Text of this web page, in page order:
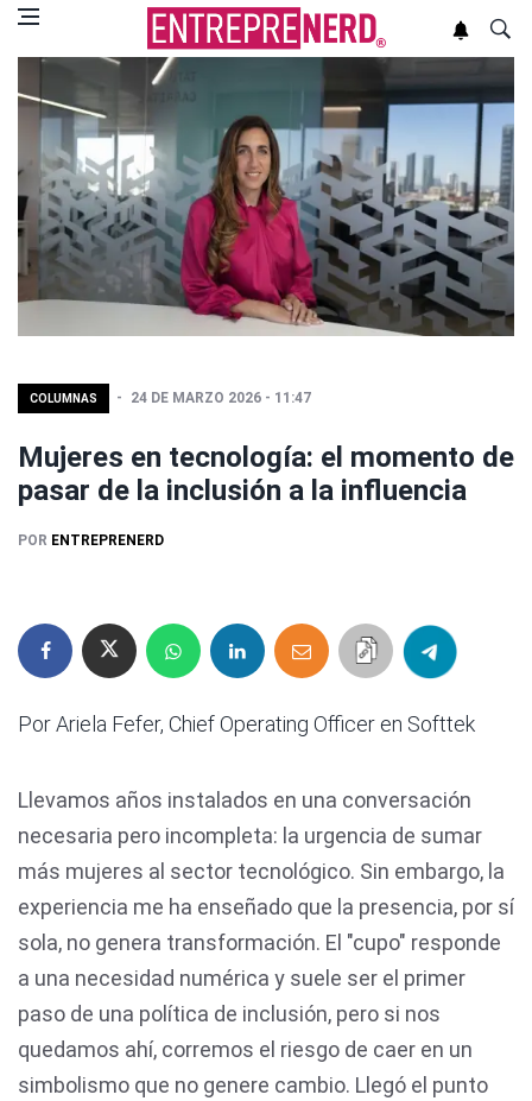
COLUMNAS 24 DE MARZO 2026 - 11:47
Mujeres en tecnología: el momento de
pasar de la inclusión a la influencia
POR ENTREPRENERD
Por Ariela Fefer, Chief Operating Officer en Softtek
Llevamos años instalados en una conversación
necesaria pero incompleta: la urgencia de sumar
más mujeres al sector tecnológico. Sin embargo, la
experiencia me ha enseñado que la presencia, por sí
sola, no genera transformación. El "cupo" responde
a una necesidad numérica y suele ser el primer
paso de una política de inclusión, pero si nos
quedamos ahí, corremos el riesgo de caer en un
simbolismo que no genere cambio. Llegó el punto